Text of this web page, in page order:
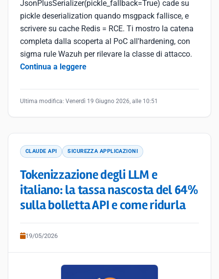
JsonPlusSerializer(pickle_fallback=True) cade su
pickle deserialization quando msgpack fallisce, e
scrivere su cache Redis = RCE. Ti mostro la catena
completa dalla scoperta al PoC all'hardening, con
sigma rule Wazuh per rilevare la classe di attacco.
Continua a leggere
Ultima modifica: Venerdì 19 Giugno 2026, alle 10:51
CLAUDE API SICUREZZA APPLICAZIONI
Tokenizzazione degli LLM e
italiano: la tassa nascosta del 64%
sulla bolletta API e come ridurla
19/05/2026